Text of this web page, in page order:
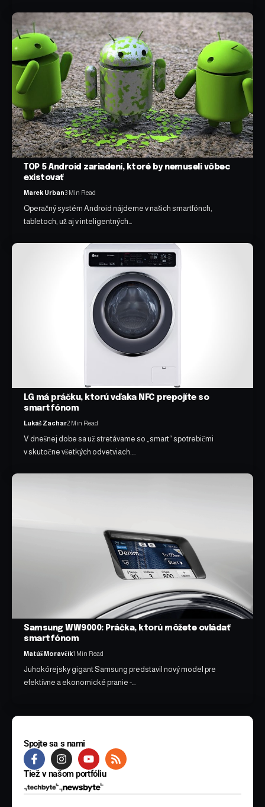
TOP 5 Android zariadení, ktoré by nemuseli vôbec
existovať
Marek Urban3 Min Read
Operačný systém Android nájdeme v našich smartfónch,
tabletoch, už aj v inteligentných…
LG má práčku, ktorú vďaka NFC prepojíte so
smartfónom
Lukáš Zachar2 Min Read
V dnešnej dobe sa už stretávame so „smart“ spotrebičmi
v skutočne všetkých odvetviach.…
Samsung WW9000: Práčka, ktorú môžete ovládať
smartfónom
Matúš Moravčík1 Min Read
Juhokórejsky gigant Samsung predstavil nový model pre
efektívne a ekonomické pranie -…
Spojte sa s nami
Tiež v našom portfóliu